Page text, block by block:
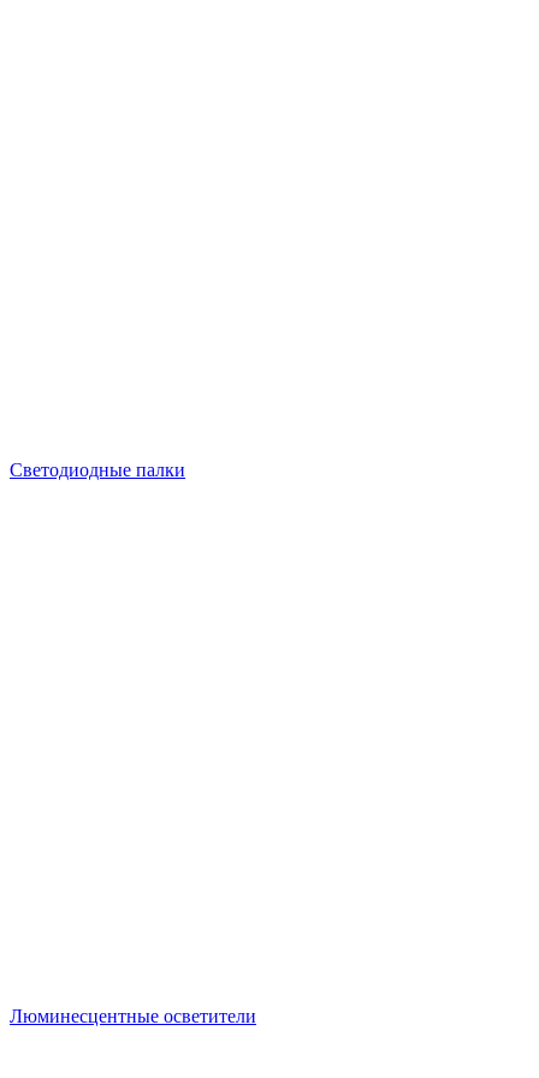
Светодиодные палки
Люминесцентные осветители